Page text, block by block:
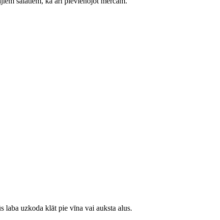
uzkoda klāt pie vīna vai auksta alus.